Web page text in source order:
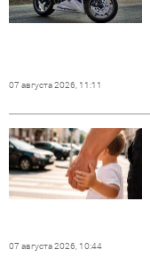
07 августа 2026, 11:11
07 августа 2026, 10:44